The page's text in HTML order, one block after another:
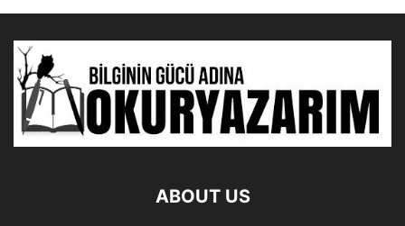
ABOUT US